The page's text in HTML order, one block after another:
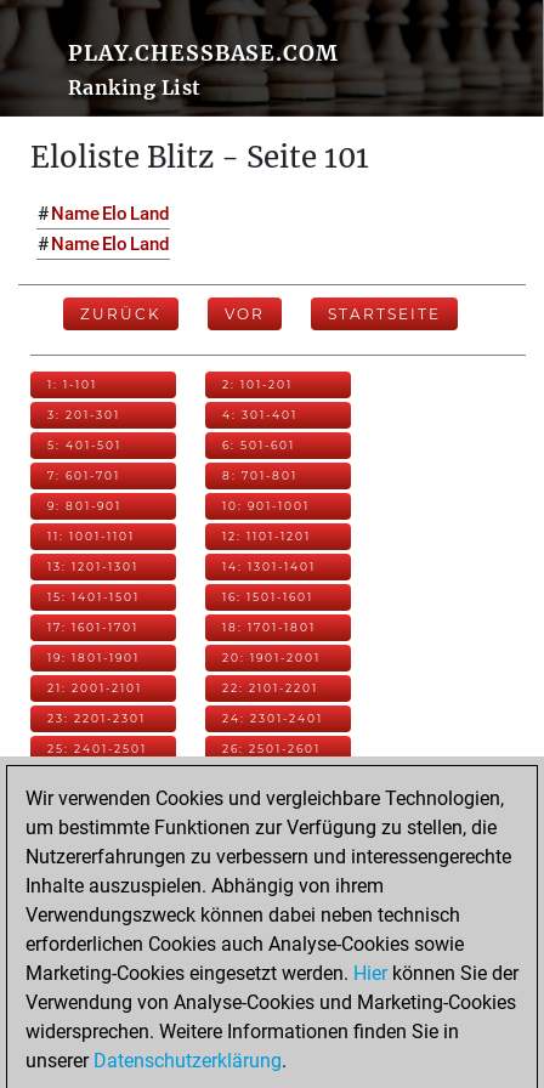
PLAY.CHESSBASE.COM
Ranking List
Eloliste Blitz - Seite 101
#NameElo Land
#NameElo Land
ZURÜCK VOR STARTSEITE
1: 1-101 2: 101-201
3: 201-301 4: 301-401
5: 401-501 6: 501-601
7: 601-701 8: 701-801
9: 801-901 10: 901-1001
11: 1001-1101 12: 1101-1201
13: 1201-1301 14: 1301-1401
15: 1401-1501 16: 1501-1601
17: 1601-1701 18: 1701-1801
19: 1801-1901 20: 1901-2001
21: 2001-2101 22: 2101-2201
23: 2201-2301 24: 2301-2401
25: 2401-2501 26: 2501-2601
29: 2801-2901 30: 2901-3001
36: 3501-3601
41: 4001-4101 42: 4101-4201
43: 4201-4301 44: 4301-4401
45: 4401-4501 46: 4501-4601
Wir verwenden Cookies und vergleichbare Technologien,
um bestimmte Funktionen zur Verfügung zu stellen, die
Nutzererfahrungen zu verbessern und interessengerechte
Inhalte auszuspielen. Abhängig von ihrem
Verwendungszweck können dabei neben technisch
erforderlichen Cookies auch Analyse-Cookies sowie
Marketing-Cookies eingesetzt werden. Hierkönnen Sie der
Verwendung von Analyse-Cookies und Marketing-Cookies
widersprechen. Weitere Informationen finden Sie in
unserer Datenschutzerklärung.